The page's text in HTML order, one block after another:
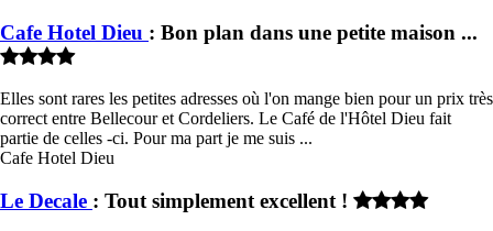
Cafe Hotel Dieu : Bon plan dans une petite maison ...
Elles sont rares les petites adresses où l'on mange bien pour un prix très
correct entre Bellecour et Cordeliers. Le Café de l'Hôtel Dieu fait
partie de celles -ci. Pour ma part je me suis ...
Cafe Hotel Dieu
Le Decale : Tout simplement excellent !